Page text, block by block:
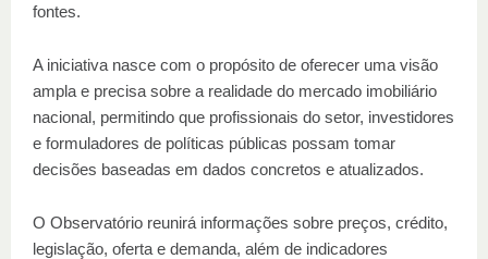
fontes.
A iniciativa nasce com o propósito de oferecer uma visão
ampla e precisa sobre a realidade do mercado imobiliário
nacional, permitindo que profissionais do setor, investidores
e formuladores de políticas públicas possam tomar
decisões baseadas em dados concretos e atualizados.
O Observatório reunirá informações sobre preços, crédito,
legislação, oferta e demanda, além de indicadores